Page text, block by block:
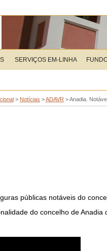
SERVIÇOS EM-LINHA
> Notícias >ADAVR >Anadia.
públicas notáveis do
do concelho de